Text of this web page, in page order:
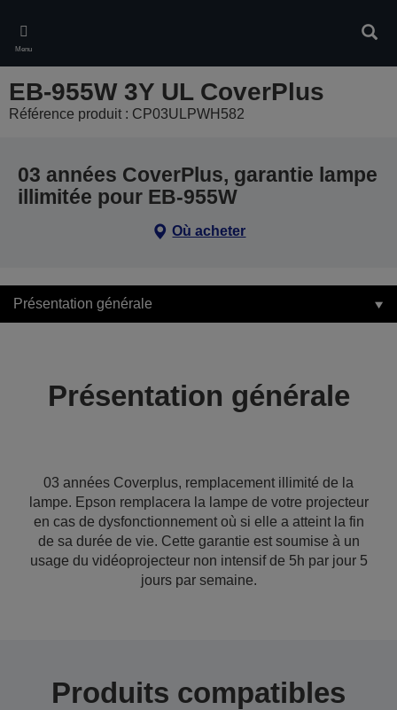
main
content
Menu
EB-955W 3Y UL CoverPlus
Référence produit : CP03ULPWH582
03 années CoverPlus, garantie lampe
illimitée pour EB-955W
Où acheter
Présentation générale
Présentation générale
03 années Coverplus, remplacement illimité de la
lampe. Epson remplacera la lampe de votre projecteur
en cas de dysfonctionnement où si elle a atteint la fin
de sa durée de vie. Cette garantie est soumise à un
usage du vidéoprojecteur non intensif de 5h par jour 5
jours par semaine.
Produits compatibles